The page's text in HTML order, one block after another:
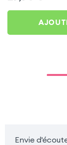
Envie